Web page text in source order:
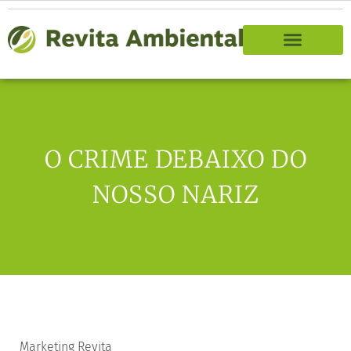
O CRIME DEBAIXO DO
NOSSO NARIZ
Marketing Revita